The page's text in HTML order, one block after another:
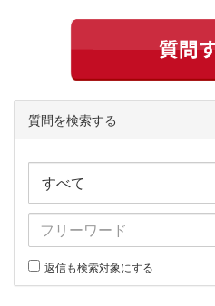
質問を検索する
返信も検索対象にする